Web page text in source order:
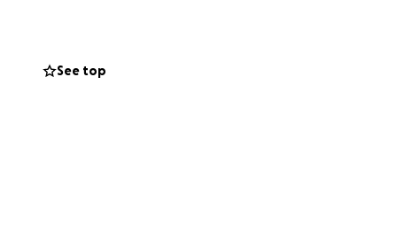
entourage.***
vague
See top